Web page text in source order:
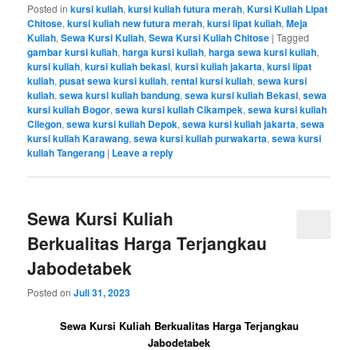
Posted in kursi kuliah,kursi kuliah futura merah,Kursi Kuliah Lipat
Chitose,kursi kuliah new futura merah,kursi lipat kuliah,Meja
Kuliah,Sewa Kursi Kuliah,Sewa Kursi Kuliah Chitose |Tagged
gambar kursi kuliah,harga kursi kuliah,harga sewa kursi kuliah,
kursi kuliah,kursi kuliah bekasi,kursi kuliah jakarta,kursi lipat
kuliah,pusat sewa kursi kuliah,rental kursi kuliah,sewa kursi
kuliah,sewa kursi kuliah bandung,sewa kursi kuliah Bekasi,sewa
kursi kuliah Bogor,sewa kursi kuliah Cikampek,sewa kursi kuliah
Cilegon,sewa kursi kuliah Depok,sewa kursi kuliah jakarta,sewa
kursi kuliah Karawang,sewa kursi kuliah purwakarta,sewa kursi
kuliah Tangerang | Leave a reply
Sewa Kursi Kuliah
Berkualitas Harga Terjangkau
Jabodetabek
Posted onJuli 31, 2023
Sewa Kursi Kuliah Berkualitas Harga Terjangkau
Jabodetabek